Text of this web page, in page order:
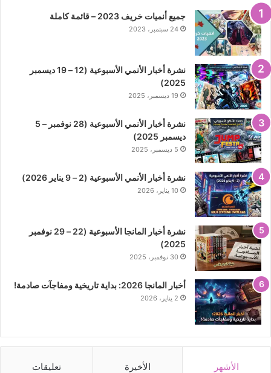
جميع أنميات خريف 2023 – قائمة كاملة
24 سبتمبر، 2023
نشرة أخبار الأنمي الأسبوعية (12 – 19 ديسمبر
2025)
19 ديسمبر، 2025
نشرة أخبار الأنمي الأسبوعية (28 نوفمبر – 5
ديسمبر 2025)
5 ديسمبر، 2025
نشرة أخبار الأنمي الأسبوعية (2 – 9 يناير 2026)
10 يناير، 2026
نشرة أخبار المانجا الأسبوعية (22 – 29 نوفمبر
2025)
30 نوفمبر، 2025
أخبار المانجا 2026: بداية تاريخية ومفاجآت صادمة!
2 يناير، 2026
الأشهر الأخيرة تعليقات